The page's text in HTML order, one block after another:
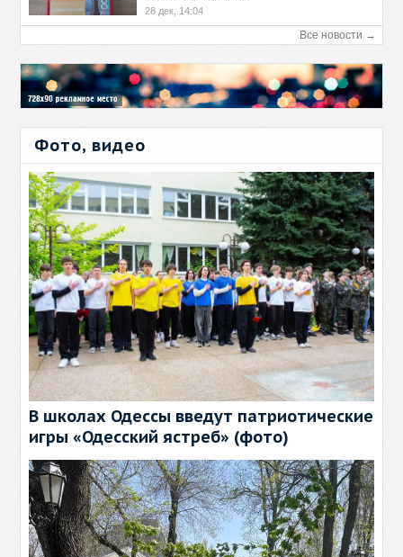
28 дек, 14:04
Все новости →
Фото, видео
В школах Одессы введут патриотические
игры «Одесский ястреб» (фото)